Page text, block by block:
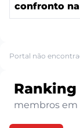
confronto
Portal não
Ranking
membros em